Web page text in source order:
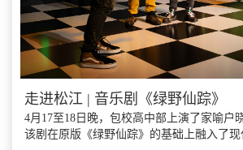
走进松江 | 音乐剧《绿野仙踪》
4月17至18日晚，包校高中部上演了家喻户
该剧在原版《绿野仙踪》的基础上融入了